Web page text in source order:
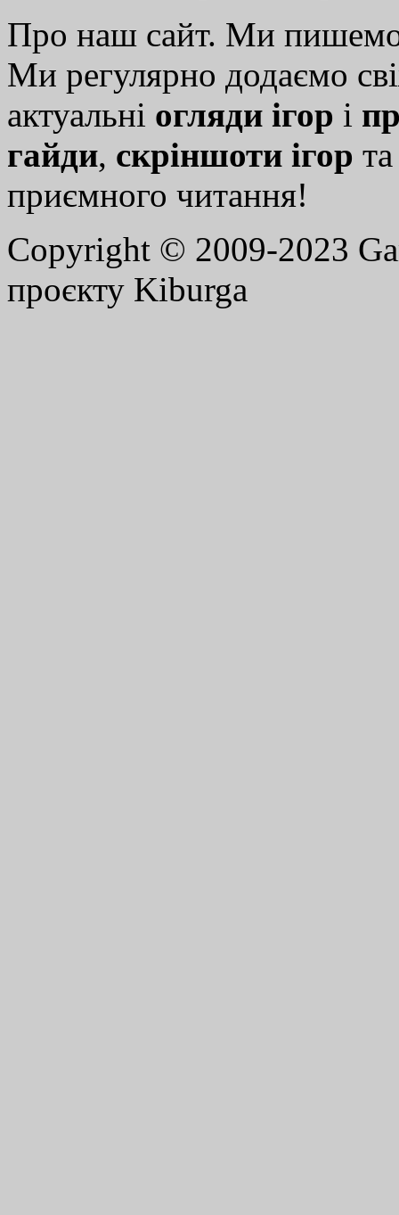
Про наш сайт. Ми
Ми регулярно додаємо
актуальні огляди ігор і
гайди, скріншоти ігор
приємного читання!
Copyright © 2009-2023
проєкту Kiburga